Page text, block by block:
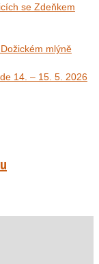
se Zdeňkem
mlýně
14. – 15. 5. 2026